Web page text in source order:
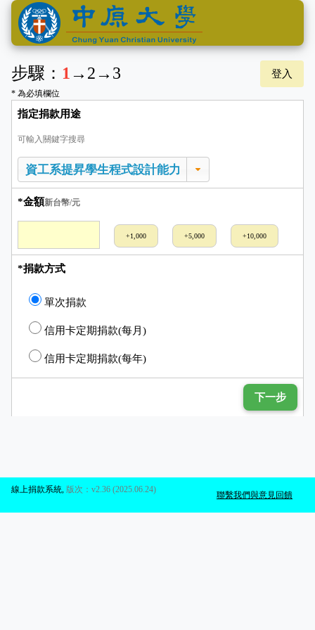
步驟： 1→ 2→ 3 登入
* 為必填欄位
指定捐款用途
可輸入關鍵字搜尋
*金額新台幣/元
+1,000 +5,000 +10,000
*捐款方式
單次捐款
信用卡定期捐款(每月)
信用卡定期捐款(每年)
下一步
聯繫我們與意見回饋
線上捐款系統 版次：v2.36 (2025.06.24)